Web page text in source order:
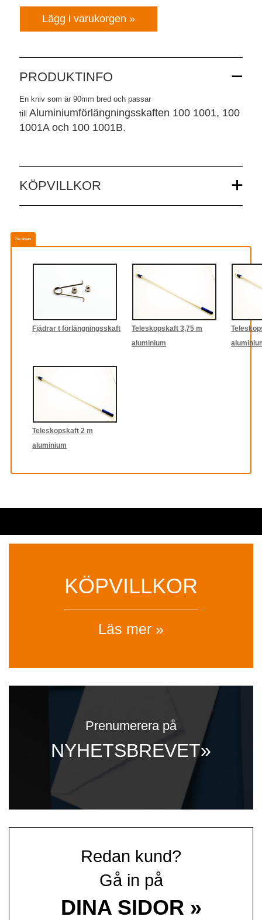
PRODUKTINFO
En kniv som är 90mm bred och passar
till Aluminiumförlängningsskaften 100 1001, 100
1001A och 100 1001B.
KÖPVILLKOR
Se även
Fjädrar t förlängningsskaft
Teleskopskaft 3,75 m
aluminium
Teleskopskaft 2 m
aluminium
KÖPVILLKOR
Läs mer »
Prenumerera på
NYHETSBREVET»
Redan kund?
Gå in på
DINA SIDOR »